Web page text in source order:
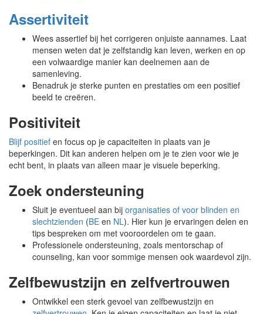
Assertiviteit
Wees assertief bij het corrigeren onjuiste aannames. Laat
mensen weten dat je zelfstandig kan leven, werken en op
een volwaardige manier kan deelnemen aan de
samenleving.
Benadruk je sterke punten en prestaties om een positief
beeld te creëren.
Positiviteit
Blijf positief en focus op je capaciteiten in plaats van je
beperkingen. Dit kan anderen helpen om je te zien voor wie je
echt bent, in plaats van alleen maar je visuele beperking.
Zoek ondersteuning
Sluit je eventueel aan bij organisaties of voor blinden en
slechtzienden (BE en NL). Hier kun je ervaringen delen en
tips bespreken om met vooroordelen om te gaan.
Professionele ondersteuning, zoals mentorschap of
counseling, kan voor sommige mensen ook waardevol zijn.
Zelfbewustzijn en zelfvertrouwen
Ontwikkel een sterk gevoel van zelfbewustzijn en